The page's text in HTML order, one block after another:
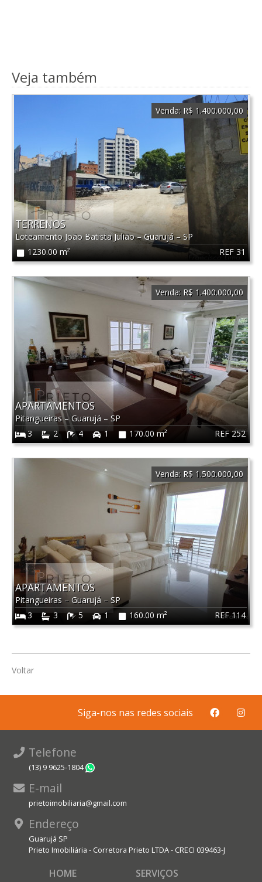
Veja também
REF 31
TERRENOS
Loteamento João Batista Julião–Guarujá–SP
1230.00 m²
Venda: R$ 1.400.000,00
REF 252
APARTAMENTOS
Pitangueiras–Guarujá – SP
3
2 4 1 170.00 m²
Venda: R$ 1.400.000,00
REF 114
APARTAMENTOS
Pitangueiras – Guarujá – SP
3
3 5 1 160.00 m²
Venda: R$ 1.500.000,00
Voltar
Siga-nos nas redes sociais
Telefone
(13) 9 9625-1804
E-mail
prietoimobiliaria@gmail.com
Endereço
Guarujá SP
Prieto Imobiliária - Corretora Prieto LTDA - CRECI 039463-J
HOME SERVIÇOS